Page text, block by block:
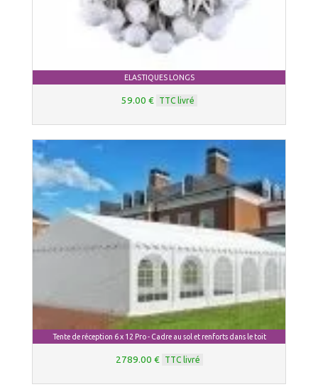
ELASTIQUES LONGS
59.00 € TTC livré
Tente de réception 6 x 12 Pro - Cadre au sol et renforts dans le toit
2789.00 € TTC livré